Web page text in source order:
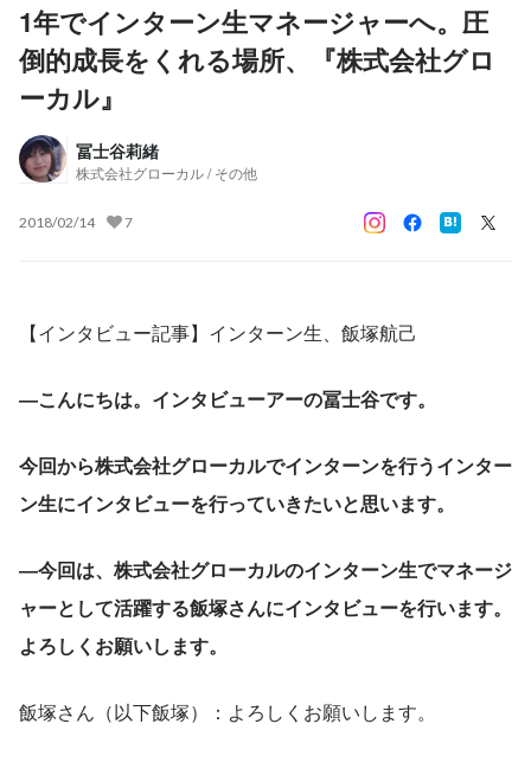
1年でインターン生マネージャーへ。圧
倒的成長をくれる場所、『株式会社グロ
ーカル』
冨士谷莉緒
株式会社グローカル / その他
2018/02/14 7
【インタビュー記事】インターン生、飯塚航己
―こんにちは。インタビューアーの冨士谷です。
今回から株式会社グローカルでインターンを行うインター
ン生にインタビューを行っていきたいと思います。
―今回は、株式会社グローカルのインターン生でマネージ
ャーとして活躍する飯塚さんにインタビューを行います。
よろしくお願いします。
飯塚さん（以下飯塚）：よろしくお願いします。